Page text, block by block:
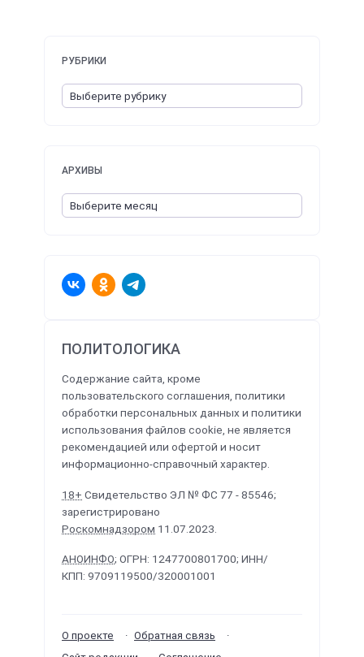
ПОЛИТОЛОГИКА
Содержание сайта, кроме
пользовательского соглашения, политики
обработки персональных данных и политики
использования файлов cookie, не является
рекомендацией или офертой и носит
информационно-справочный характер.
18+ Свидетельство ЭЛ № ФС 77 - 85546;
зарегистрировано
Роскомнадзором 11.07.2023.
АНОИНФО; ОГРН: 1247700801700; ИНН/
КПП: 9709119500/320001001
О проекте
Обратная связь
РУБРИКИ
АРХИВЫ